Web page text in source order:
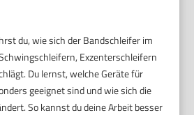
du, wie sich der Bandschleifer im
Exzenterschleifern
Du lernst, welche Geräte für
geeignet sind und wie sich die
So kannst du deine Arbeit besser